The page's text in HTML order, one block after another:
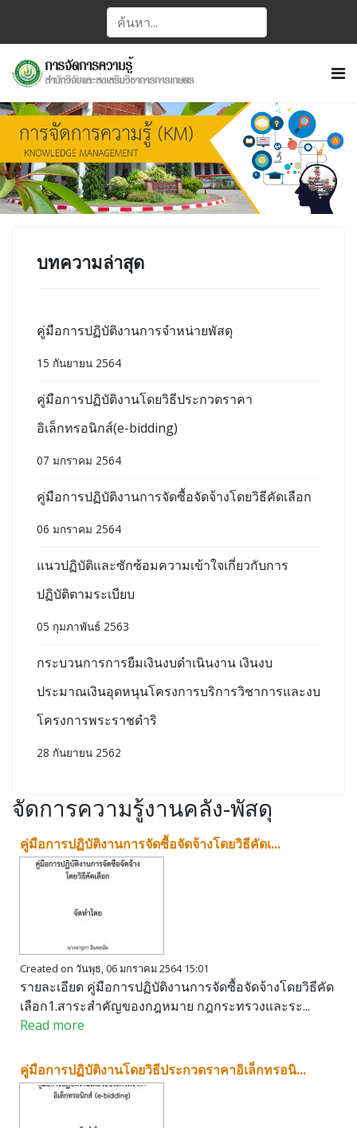
บทความล่าสุด
คู่มือการปฏิบัติงานการจำหน่ายพัสดุ
15 กันยายน 2564
คู่มือการปฏิบัติงานโดยวิธีประกวดราคา
อิเล็กทรอนิกส์(e-bidding)
07 มกราคม 2564
คู่มือการปฏิบัติงานการจัดซื้อจัดจ้างโดยวิธีคัดเลือก
06 มกราคม 2564
แนวปฏิบัติและซักซ้อมความเข้าใจเกี่ยวกับการ
ปฏิบัติตามระเบียบ
05 กุมภาพันธ์ 2563
กระบวนการการยืมเงินงบดำเนินงาน เงินงบ
ประมาณเงินอุดหนุนโครงการบริการวิชาการและงบ
โครงการพระราชดำริ
28 กันยายน 2562
จัดการความรู้งานคลัง-พัสดุ
คู่มือการปฏิบัติงานการจัดซื้อจัดจ้างโดยวิธีคัดเ...
Created on วันพุธ, 06 มกราคม 2564 15:01
รายละเอียด คู่มือการปฏิบัติงานการจัดซื้อจัดจ้างโดยวิธีคัด
เลือก1.สาระสำคัญของกฎหมาย กฎกระทรวงและระ...
Read more
คู่มือการปฏิบัติงานโดยวิธีประกวดราคาอิเล็กทรอนิ...